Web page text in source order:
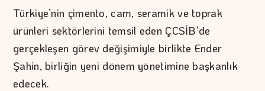
Türkiye’nin çimento, cam, seramik ve toprak
ürünleri sektörlerini temsil eden ÇCSİB’de
gerçekleşen görev değişimiyle birlikte Ender
Şahin, birliğin yeni dönem yönetimine başkanlık
edecek.